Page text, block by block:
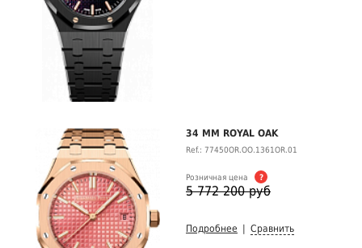
34 MM ROYAL OAK
Ref.: 77450OR.OO.1361OR.01
Розничная цена ?
5 772 200 руб
Подробнее Сравнить